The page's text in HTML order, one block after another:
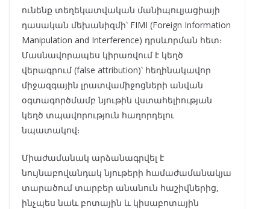
ունենք տեղեկատվական մանիպուլյացիայի
դասական մեխանիզմի՝ FIMI (Foreign Information
Manipulation and Interference) դրսևորման հետ։
Մասնավորապես կիրառվում է կեղծ
վերագրում (false attribution)՝ հեղինակավոր
միջազգային լրատվամիջոցների անվան
օգտագործմամբ նյութին վստահելիության
կեղծ տպավորություն հաղորդելու
նպատակով։
Միաժամանակ արձանագրվել է
նույնաբովանդակ նյութերի համաժամանակյա
տարածում տարբեր անանուն հաշիվներից,
ինչպես նաև բոտային և կիսաբոտային